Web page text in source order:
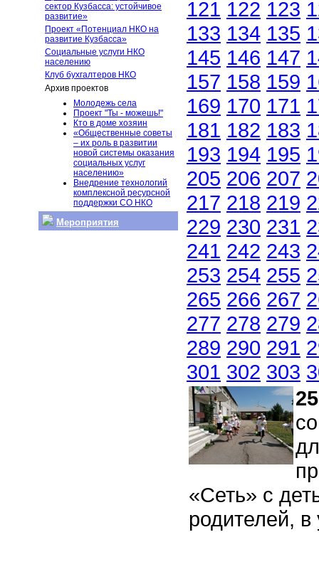
сектор Кузбасса: устойчивое
развитие»
Проект «Потенциал НКО на
развитие Кузбасса»
Социальные услуги НКО
населению
Клуб бухгалтеров НКО
Архив проектов
Молодежь села
Проект "Ты - можешь!"
Кто в доме хозяин
«Общественные советы
– их роль в развитии
новой системы оказания
социальных услуг
населению»
Внедрение технологий
комплексной ресурсной
поддержки СО НКО
Мероприятия
121 122 123
133 134 135
145 146 147
157 158 159
169 170 171
181 182 183
193 194 195
205 206 207
217 218 219
229 230 231
241 242 243
253 254 255
265 266 267
277 278 279
289 290 291
301 302 303
«Сеть» с
родителей,